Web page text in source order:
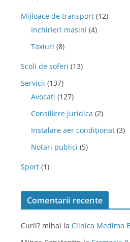
Mijloace de transport (12)
Inchirieri masini (4)
Taxiuri (8)
Scoli de soferi (13)
Servicii (137)
Avocati (127)
Consiliere juridica (2)
Instalare aer condiționat (3)
Notari publici (5)
Sport (1)
Comentarii recente
Curil? mihai la Clinica Medima